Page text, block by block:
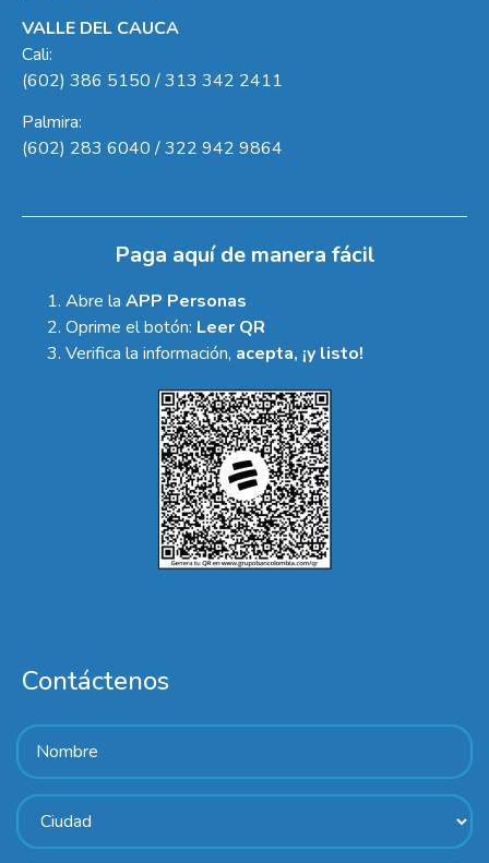
VALLE DEL CAUCA
Cali:
(602) 386 5150 / 313 342 2411
Palmira:
(602) 283 6040 / 322 942 9864
Paga aquí de manera fácil
Abre la APP Personas
Oprime el botón: Leer QR
Verifica la información, acepta, ¡y listo!
Contáctenos